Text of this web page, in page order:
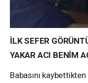
İLK SEFER
YAKAR ACI BENİM
Babasını